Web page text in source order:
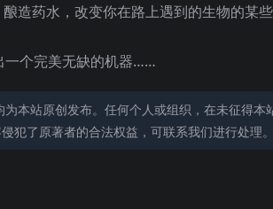
造药水，改变你在路上遇到的生物的某
一个完美无缺的机器……
本站原创发布。任何个人或组织，在未征得
犯了原著者的合法权益，可联系我们进行处理。